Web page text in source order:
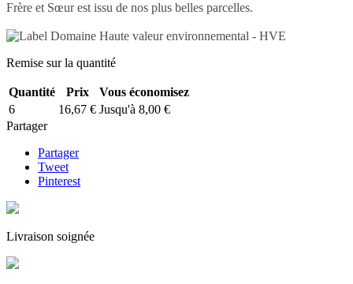
Frère et Sœur est issu de nos plus belles parcelles.
Remise sur la quantité
Quantité Prix
Vous économisez
6
16,67 € Jusqu'à 8,00 €
Partager
Partager
Tweet
Pinterest
Livraison soignée